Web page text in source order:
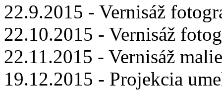
22.9.2015 - Vernisáž
22.10.2015 - Vernisáž
22.11.2015 - Vernisáž
19.12.2015 - Projekcia